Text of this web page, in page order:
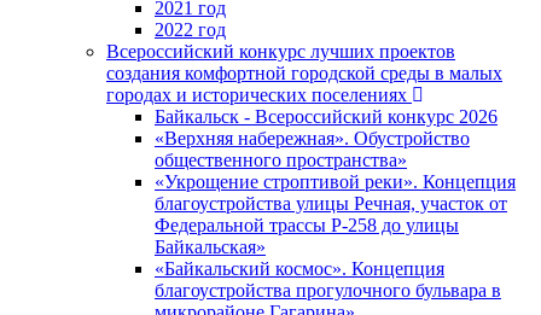
2021 год
2022 год
Всероссийский конкурс лучших проектов
создания комфортной городской среды в малых
городах и исторических поселениях
Байкальск - Всероссийский конкурс 2026
«Верхняя набережная». Обустройство
общественного пространства»
«Укрощение строптивой реки». Концепция
благоустройства улицы Речная, участок от
Федеральной трассы Р-258 до улицы
Байкальская»
«Байкальский космос». Концепция
благоустройства прогулочного бульвара в